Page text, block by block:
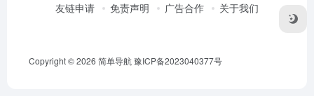
友链申请 免责声明 广告合作 关于我们
Copyright © 2026 简单导航豫ICP备2023040377号